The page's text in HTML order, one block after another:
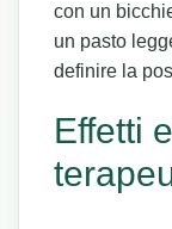
con un
un pasto
definire la
Effetti